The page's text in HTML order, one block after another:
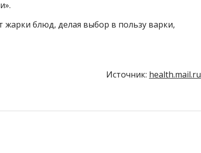
жарки блюд, делая выбор в пользу варки,
Источник: health.mail.ru